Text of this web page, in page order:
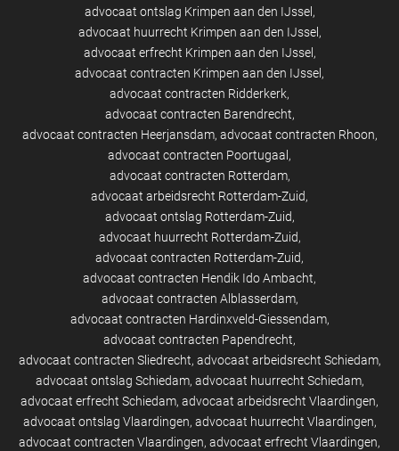
advocaat ontslag Krimpen aan den IJssel
advocaat huurrecht Krimpen aan den IJssel
advocaat erfrecht Krimpen aan den IJssel
advocaat contracten Krimpen aan den IJssel
advocaat contracten Ridderkerk
advocaat contracten Barendrecht
advocaat contracten Heerjansdam advocaat contracten Rhoon
advocaat contracten Poortugaal
advocaat contracten Rotterdam
advocaat arbeidsrecht Rotterdam-Zuid
advocaat ontslag Rotterdam-Zuid
advocaat huurrecht Rotterdam-Zuid
advocaat contracten Rotterdam-Zuid
advocaat contracten Hendik Ido Ambacht
advocaat contracten Alblasserdam
advocaat contracten Hardinxveld-Giessendam
advocaat contracten Papendrecht
advocaat contracten Sliedrecht advocaat arbeidsrecht Schiedam
advocaat ontslag Schiedam advocaat huurrecht Schiedam
advocaat erfrecht Schiedam advocaat arbeidsrecht Vlaardingen
advocaat ontslag Vlaardingen advocaat huurrecht Vlaardingen
advocaat contracten Vlaardingen advocaat erfrecht Vlaardingen